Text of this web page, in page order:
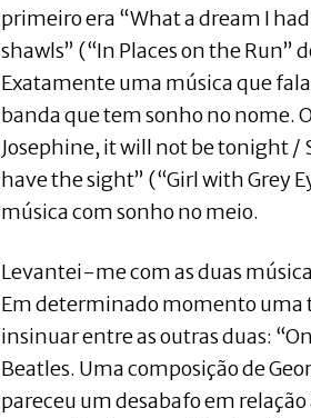
primeiro era “What a dream I
shawls” (“In Places on the Run”
Exatamente uma música que
banda que tem sonho no nome.
Josephine, it will not be tonight /
have the sight” (“Girl with Grey
música com sonho no meio.
Levantei-me com as duas
Em determinado momento uma
insinuar entre as outras duas:
Beatles. Uma composição de
pareceu um desabafo em